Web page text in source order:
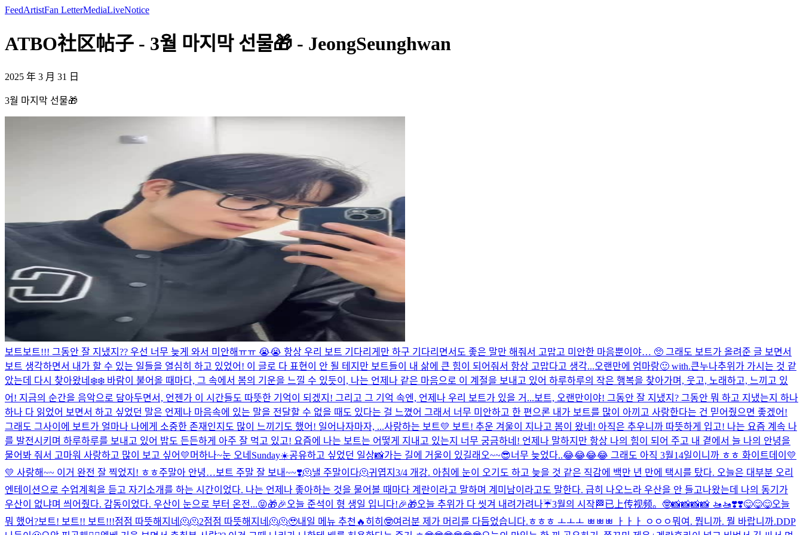
FeedArtistFan LetterMediaLiveNotice
ATBO社区帖子 - 3월 마지막 선물🎁 - JeongSeunghwan
2025 年 3 月 31 日
3월 마지막 선물🎁
보트보트!!! 그동안 잘 지냈지?? 우선 너무 늦게 와서 미안해ㅠㅠ 😭😭 항상 우리 보트 기다리게만 하구 기다리면서도 좋은 말만 해줘서 고맙고 미안한 마음뿐이야… 🥺 그래도 보트가 올려준 글 보면서
보트 생각하면서 내가 할 수 있는 일들을 열심히 하고 있었어! 이 글로 다 표현이 안 될 테지만 보트들이 내 삶에 큰 힘이 되어줘서 항상 고맙다고 생각...오랜만에 엄마랑🙂 with.큰누나추위가 가시는 것 같
았는데 다시 찾아왔네❄️❄️ 바람이 불어올 때마다, 그 속에서 봄의 기운을 느낄 수 있듯이, 나는 언제나 같은 마음으로 이 계절을 보내고 있어 하루하루의 작은 행복을 찾아가며, 웃고, 노래하고, 느끼고 있
어! 지금의 순간을 음악으로 담아두면서, 언젠가 이 시간들도 따뜻한 기억이 되겠지! 그리고 그 기억 속엔, 언제나 우리 보트가 있을 거...보트, 오랜만이야! 그동안 잘 지냈지? 그동안 뭐 하고 지냈는지 하나
하나 다 읽었어 보면서 하고 싶었던 말은 언제나 마음속에 있는 말을 전달할 수 없을 때도 있다는 걸 느꼈어 그래서 너무 미안하고 한 편으론 내가 보트를 많이 아끼고 사랑한다는 건 믿어줬으면 좋겠어!
그래도 그사이에 보트가 얼마나 나에게 소중한 존재인지도 많이 느끼기도 했어! 일어나자마자, ...사랑하는 보트💛 보트! 추운 겨울이 지나고 봄이 왔네! 아직은 추우니까 따뜻하게 입고! 나는 요즘 계속 나
를 발전시키며 하루하루를 보내고 있어 밥도 든든하게 아주 잘 먹고 있고! 요즘에 나는 보트는 어떻게 지내고 있는지 너무 궁금하네! 언제나 말하지만 항상 나의 힘이 되어 주고 내 곁에서 늘 나의 안녕을
물어봐 줘서 고마워 사랑하고 많이 보고 싶어💛머하나~눈 오네 Sunday☀️공유하고 싶었던 일상📸가는 길에 거울이 있길래오~~😎너무 늦었다..😂😂😂😂 그래도 아직 3월14일이니까 ㅎㅎ 화이트데이💛
💛 사랑해~~ 이거 완전 잘 찍었지! ㅎㅎ주말아 안녕…보트 주말 잘 보내~~❣️🫠낼 주말이다🫠귀엽지 3/4 개강. 아침에 눈이 오기도 하고 늦을 것 같은 직감에 백만 년 만에 택시를 탔다. 오늘은 대부분 오리
엔테이션으로 수업계획을 듣고 자기소개를 하는 시간이었다. 나는 언제나 좋아하는 것을 물어볼 때마다 계란이라고 말하며 계미남이라고도 말한다. 급히 나오느라 우산을 안 들고나왔는데 나의 동기가
우산이 없냐며 씌어줬다. 감동이었다. 우산이 눈으로 부터 온전...😝🎁🎉오늘 준석이 형 생일 입니다!🎉🎁오늘 추위가 다 씻겨 내려가려나☔️3월의 시작🏁已上传视频。 🤓📸📸📸📸 🚤🚤❣️❣️😋😋😋오늘
뭐 했어?보트! 보트!! 보트!!!점점 따뜻해지네🫠🫠2점점 따뜻해지네🫠🫠🥹내일 메뉴 추천🔥 히히🤓여러분 제가 머리를 다듬었습니다.ㅎㅎㅎ ㅗㅗㅗ ㅃㅃㅃ ㅏㅏㅏ ㅇㅇㅇ뭐여. 뭡니까. 뭘 바랍니까.DDP